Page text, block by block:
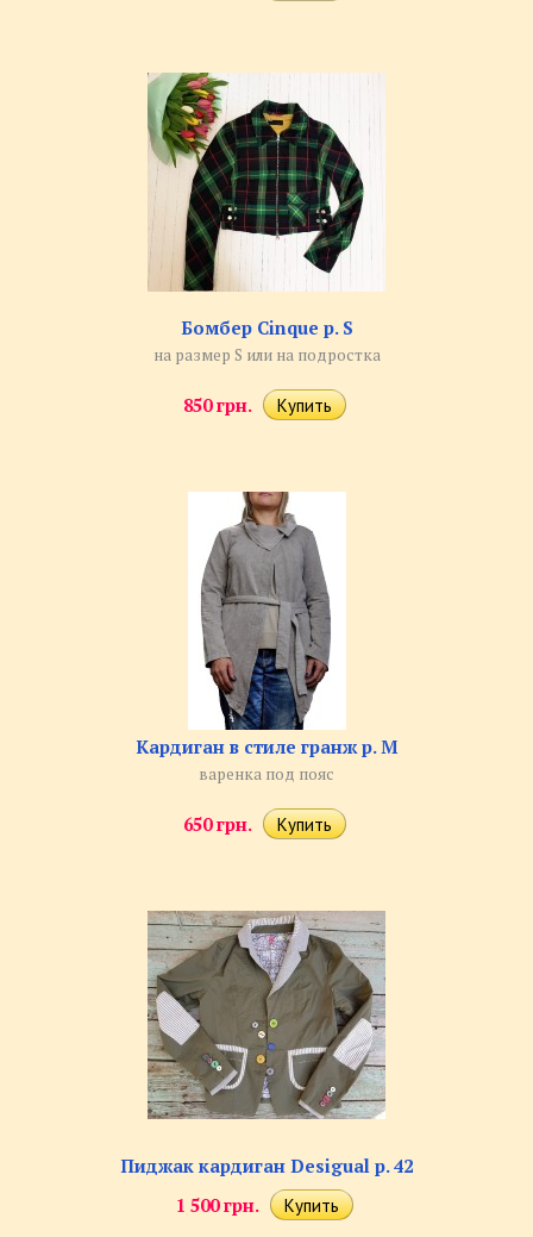
Бомбер Cinque р. S
на размер S или на подростка
850 грн.
Кардиган в стиле гранж р. M
варенка под пояс
650 грн.
Пиджак кардиган Desigual р. 42
1 500 грн.